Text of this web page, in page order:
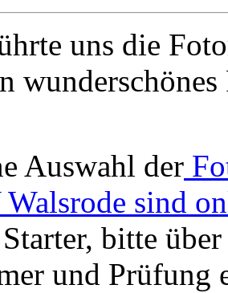
uns die
Auswahl der
Walsrode sind
bitte
und Prüfung